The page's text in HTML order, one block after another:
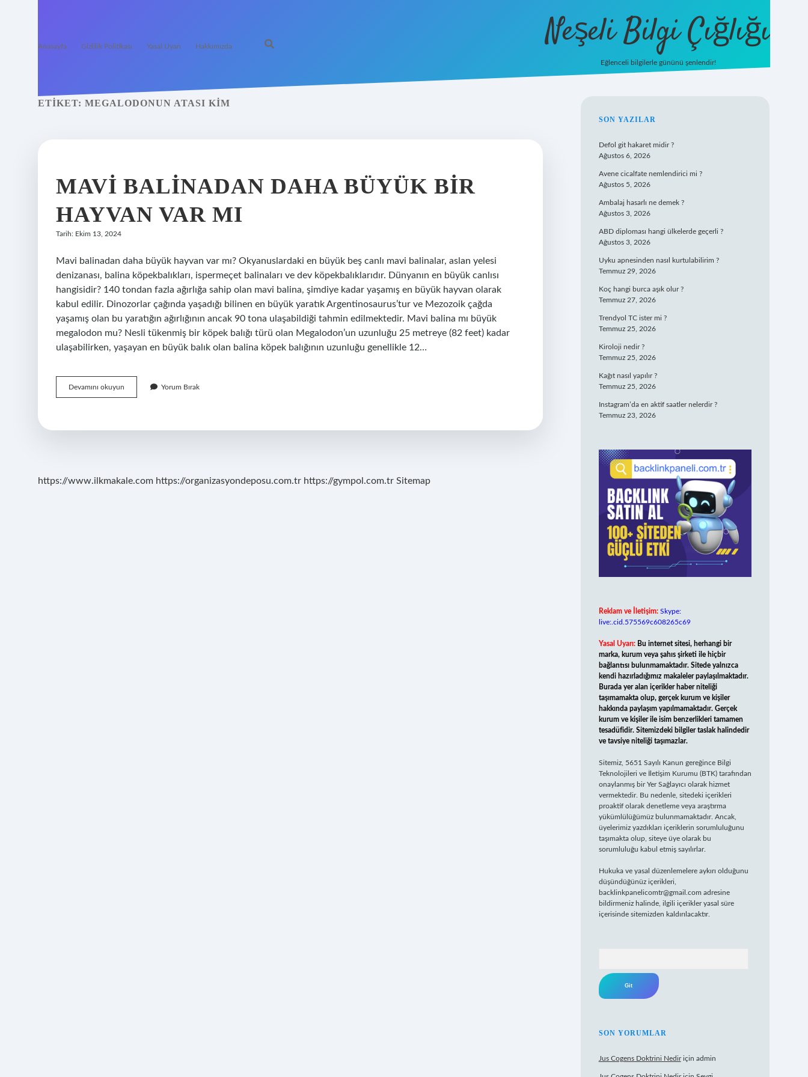
Anasayfa Gizlilik Politikası Yasal Uyarı Hakkımızda Neşeli Bilgi Çığlığı
Eğlenceli bilgilerle gününü şenlendir!
ETIKET: MEGALODONUN ATASI KIM
MAVI BALINADAN DAHA BÜYÜK BIR
HAYVAN VAR MI
Tarih: Ekim 13, 2024
Mavi balinadan daha büyük hayvan var mı? Okyanuslardaki en büyük beş canlı mavi balinalar, aslan yelesi
denizanası, balina köpekbalıkları, ispermeçet balinaları ve dev köpekbalıklarıdır. Dünyanın en büyük canlısı
hangisidir? 140 tondan fazla ağırlığa sahip olan mavi balina, şimdiye kadar yaşamış en büyük hayvan olarak
kabul edilir. Dinozorlar çağında yaşadığı bilinen en büyük yaratık Argentinosaurus’tur ve Mezozoik çağda
yaşamış olan bu yaratığın ağırlığının ancak 90 tona ulaşabildiği tahmin edilmektedir. Mavi balina mı büyük
megalodon mu? Nesli tükenmiş bir köpek balığı türü olan Megalodon’un uzunluğu 25 metreye (82 feet) kadar
ulaşabilirken, yaşayan en büyük balık olan balina köpek balığının uzunluğu genellikle 12…
Devamını okuyun
Balinadan
Bir
Yorum Bırak
https://www.ilkmakale.com https://organizasyondeposu.com.tr https://gympol.com.tr Sitemap
SIDEBAR
SON YAZILAR
Defol git hakaret midir ?
Ağustos 6, 2026
Avene cicalfate nemlendirici mi ?
Ağustos 5, 2026
Ambalaj hasarlı ne demek ?
Ağustos 3, 2026
ABD diploması hangi ülkelerde geçerli ?
Ağustos 3, 2026
Uyku apnesinden nasıl kurtulabilirim ?
Temmuz 29, 2026
Koç hangi burca aşık olur ?
Temmuz 27, 2026
Trendyol TC ister mi ?
Temmuz 25, 2026
Kiroloji nedir ?
Temmuz 25, 2026
Kağıt nasıl yapılır ?
Temmuz 25, 2026
Instagram’da en aktif saatler nelerdir ?
Temmuz 23, 2026
Reklam ve İletişim: Skype:
live:.cid.575569c608265c69
Yasal Uyarı: Bu internet sitesi, herhangi bir
marka, kurum veya şahıs şirketi ile hiçbir
bağlantısı bulunmamaktadır. Sitede yalnızca
kendi hazırladığımız makaleler paylaşılmaktadır.
Burada yer alan içerikler haber niteliği
taşımamakta olup, gerçek kurum ve kişiler
hakkında paylaşım yapılmamaktadır. Gerçek
kurum ve kişiler ile isim benzerlikleri tamamen
tesadüfidir. Sitemizdeki bilgiler taslak halindedir
ve tavsiye niteliği taşımazlar.
Sitemiz, 5651 Sayılı Kanun gereğince Bilgi
Teknolojileri ve İletişim Kurumu (BTK) tarafından
onaylanmış bir Yer Sağlayıcı olarak hizmet
vermektedir. Bu nedenle, sitedeki içerikleri
proaktif olarak denetleme veya araştırma
yükümlülüğümüz bulunmamaktadır. Ancak,
üyelerimiz yazdıkları içeriklerin sorumluluğunu
taşımakta olup, siteye üye olarak bu
sorumluluğu kabul etmiş sayılırlar.
Hukuka ve yasal düzenlemelere aykırı olduğunu
düşündüğünüz içerikleri,
backlinkpanelicomtr@gmail.com adresine
bildirmeniz halinde, ilgili içerikler yasal süre
içerisinde sitemizden kaldırılacaktır.
SON YORUMLAR
Jus Cogens Doktrini Nediriçin admin